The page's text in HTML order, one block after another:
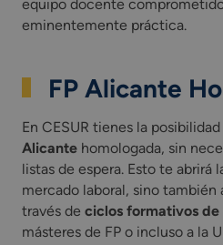
equipo docente
eminentemente práctica.
FP Alicante
En CESUR tienes la
Alicante homologada, sin
listas de espera. Esto te abrirá
mercado laboral, sino también
través de ciclos formativos
másteres de FP o incluso a la